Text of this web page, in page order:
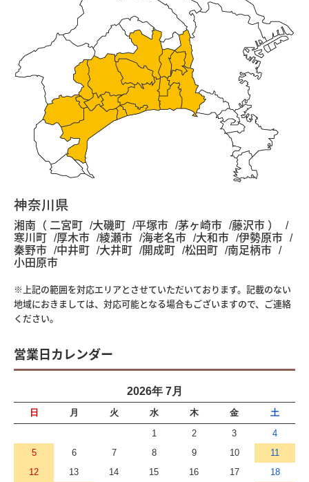
神奈川県
湘南（ 二宮町 大磯町 平塚市 茅ヶ崎市 藤沢市 ）
寒川町 厚木市 綾瀬市 海老名市 大和市 伊勢原市
秦野市 中井町 大井町 開成町 松田町 南足柄市
小田原市
※上記の範囲を対応エリアとさせていただいております。記載のない
地域におきましては、対応可能となる場合もございますので、ご連絡
ください。
営業日カレンダー
2026年 7月
日 月 火 水 木 金
土
1
2 3
4
5
6 7 8 9 10
11
12
13 14 15 16 17
18